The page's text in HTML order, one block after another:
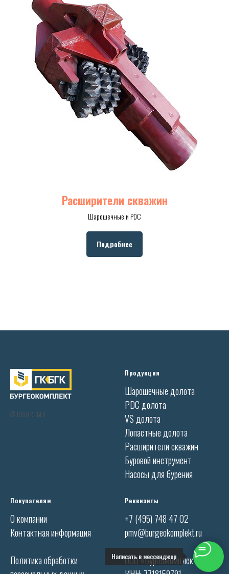
Расширители скважин
Шарошечные и PDC
Подробнее
Написать в мессенджер
© 1998 КГ БГК
Продукция
Шарошечные долота
PDC долота
VS долота
Лопастные долота
Расширители скважин
Буровой инструмент
Насосы для бурения
Покупателям
О компании
Контактная информация
Политика обработки
Реквизиты
+7 (495) 748 47 02
pmv@burgeokomplekt.ru
ООО «Бургеокомплект»